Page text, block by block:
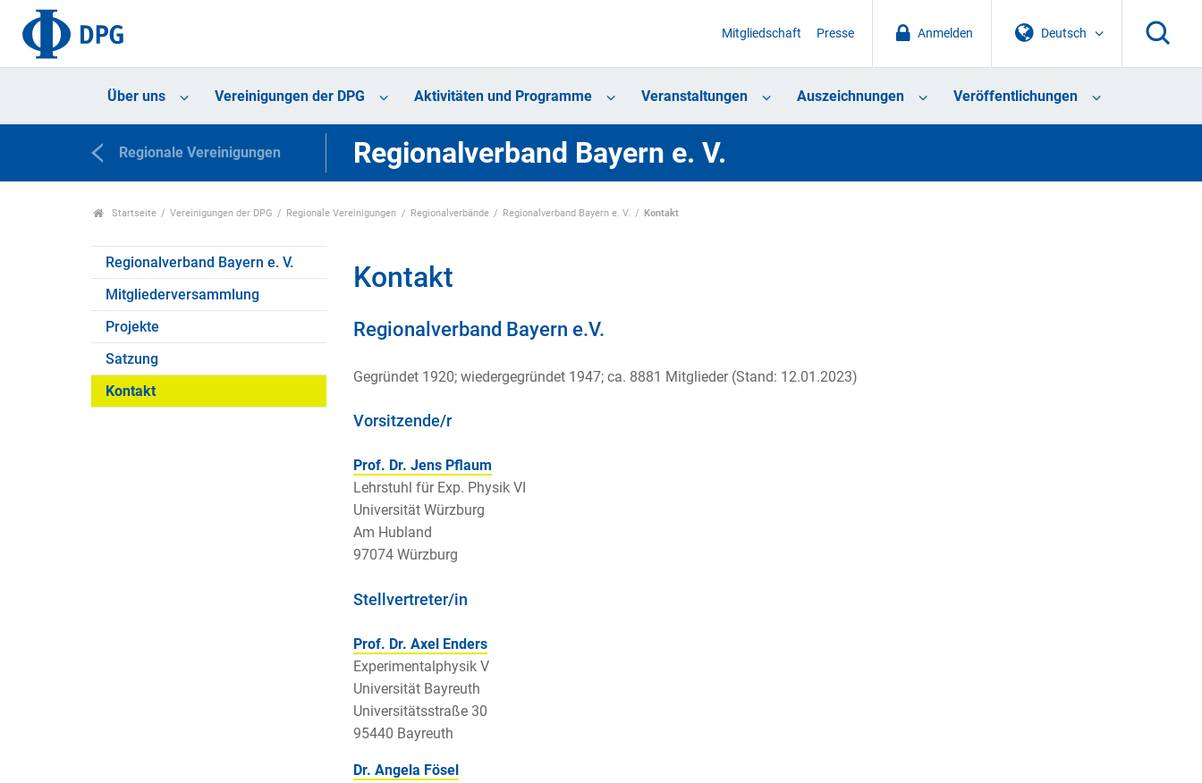
Deutsch
Anmelden
Mitgliedschaft Presse
Über uns Vereinigungen der DPG Aktivitäten und Programme Veranstaltungen Auszeichnungen Veröffentlichungen
Regionale Vereinigungen Regionalverband Bayern e. V.
Startseite Vereinigungen der DPG Regionale Vereinigungen Regionalverbände Regionalverband Bayern e. V. Kontakt
Regionalverband Bayern e. V.
Mitgliederversammlung
Projekte
Satzung
Kontakt
Kontakt
Regionalverband Bayern e.V.
Gegründet 1920; wiedergegründet 1947; ca. 8881 Mitglieder (Stand: 12.01.2023)
Vorsitzende/r
Prof. Dr. Jens Pflaum
Lehrstuhl für Exp. Physik VI
Universität Würzburg
Am Hubland
97074 Würzburg
Stellvertreter/in
Prof. Dr. Axel Enders
Experimentalphysik V
Universität Bayreuth
Universitätsstraße 30
95440 Bayreuth
Dr. Angela Fösel